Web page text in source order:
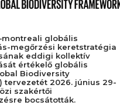
globális
megőrzési keretstratégia
eddigi kollektív
értékelő globális
Biodiversity
tervezetét 2026. június 29-
szakértői
bocsátották.